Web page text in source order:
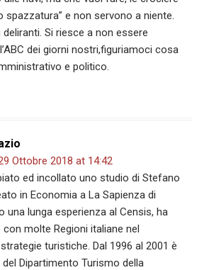
spazzatura” e non servono a niente.
deliranti. Si riesce a non essere
dei giorni nostri,figuriamoci cosa
e politico.
Ottobre 2018 at 14:42
ed incollato uno studio di Stefano
in Economia a La Sapienza di
una lunga esperienza al Censis, ha
molte Regioni italiane nel
turistiche. Dal 1996 al 2001 è
Dipartimento Turismo della